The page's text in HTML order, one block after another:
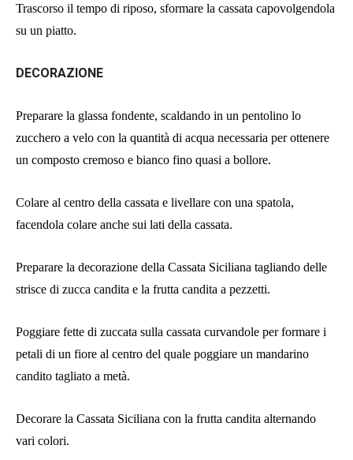
Trascorso il tempo di riposo, sformare la cassata capovolgendola
su un piatto.
DECORAZIONE
Preparare la glassa fondente, scaldando in un pentolino lo
zucchero a velo con la quantità di acqua necessaria per ottenere
un composto cremoso e bianco fino quasi a bollore.
Colare al centro della cassata e livellare con una spatola,
facendola colare anche sui lati della cassata.
Preparare la decorazione della Cassata Siciliana tagliando delle
strisce di zucca candita e la frutta candita a pezzetti.
Poggiare fette di zuccata sulla cassata curvandole per formare i
petali di un fiore al centro del quale poggiare un mandarino
candito tagliato a metà.
Decorare la Cassata Siciliana con la frutta candita alternando
vari colori.